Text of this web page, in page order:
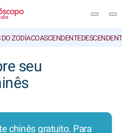
ZODÍACOASCENDENTE
seu
chinês gratuito. Para